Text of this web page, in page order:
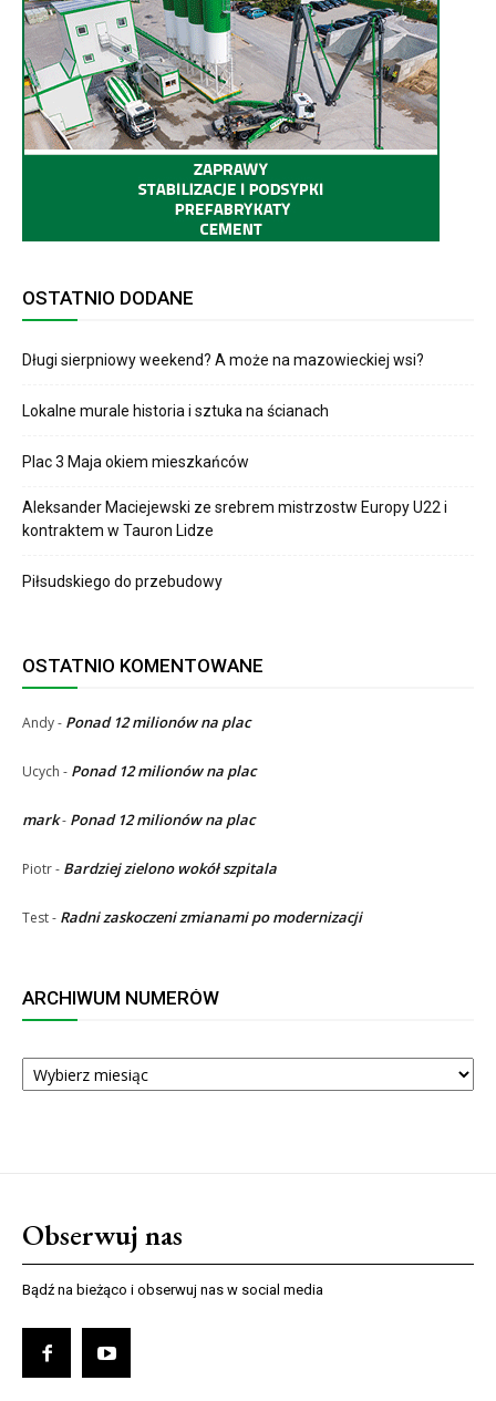
OSTATNIO DODANE
Długi sierpniowy weekend? A może na mazowieckiej wsi?
Lokalne murale historia i sztuka na ścianach
Plac 3 Maja okiem mieszkańców
Aleksander Maciejewski ze srebrem mistrzostw Europy U22 i
kontraktem w Tauron Lidze
Piłsudskiego do przebudowy
OSTATNIO KOMENTOWANE
Andy- Ponad 12 milionów na plac
Ucych - Ponad 12 milionów na plac
mark- Ponad 12 milionów na plac
Piotr- Bardziej zielono wokół szpitala
Test- Radni zaskoczeni zmianami po modernizacji
ARCHIWUM NUMERÓW
ARCHIWUM
NUMERÓW
Obserwuj nas
Bądź na bieżąco i obserwuj nas w social media